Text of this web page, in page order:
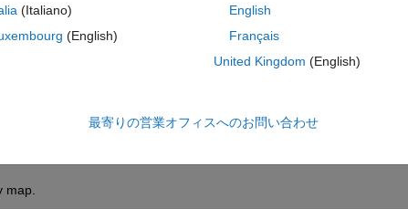
サインインしてこの質問に回
サインインしてアクティビティを
map.
(Italiano)
(English)
English
Français
United Kingdom (English)
最寄りの営業オフィスへのお問い合わせ